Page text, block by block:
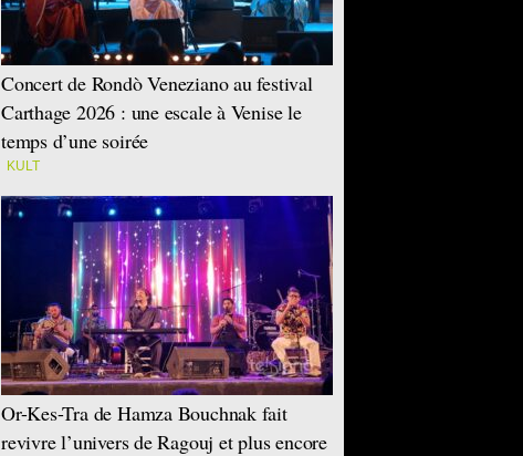
Concert de Rondò Veneziano au festival
Carthage 2026 : une escale à Venise le
temps d’une soirée
KULT
Or-Kes-Tra de Hamza Bouchnak fait
revivre l’univers de Ragouj et plus encore